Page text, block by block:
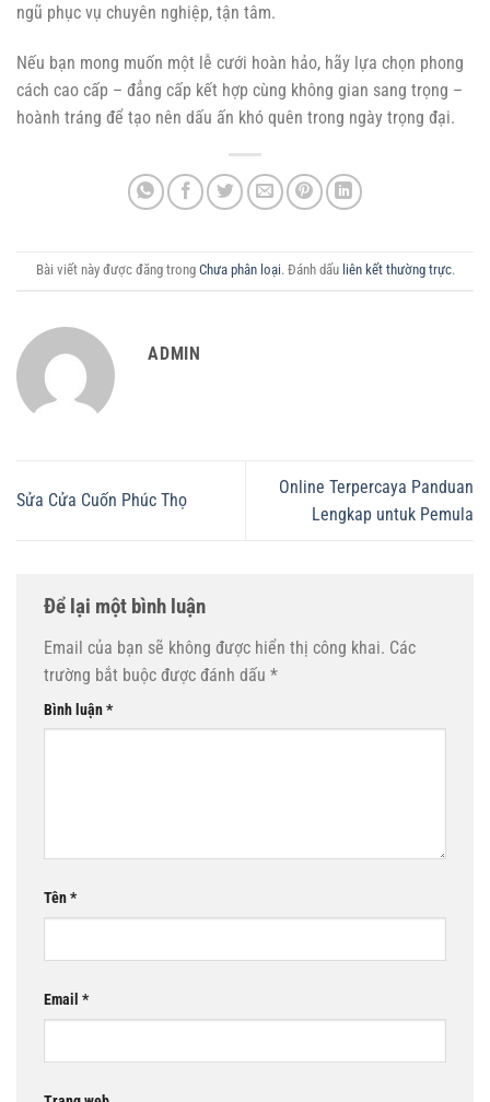
ngũ phục vụ chuyên nghiệp, tận tâm.
Nếu bạn mong muốn một lễ cưới hoàn hảo, hãy lựa chọn phong
cách cao cấp – đẳng cấp kết hợp cùng không gian sang trọng –
hoành tráng để tạo nên dấu ấn khó quên trong ngày trọng đại.
Bài viết này được đăng trong Chưa phân loại. Đánh dấu liên kết thường trực.
ADMIN
Sửa Cửa Cuốn Phúc Thọ
Online Terpercaya Panduan
Lengkap untuk Pemula
Để lại một bình luận
Email của bạn sẽ không được hiển thị công khai. Các
trường bắt buộc được đánh dấu *
Bình luận*
Tên*
Email *